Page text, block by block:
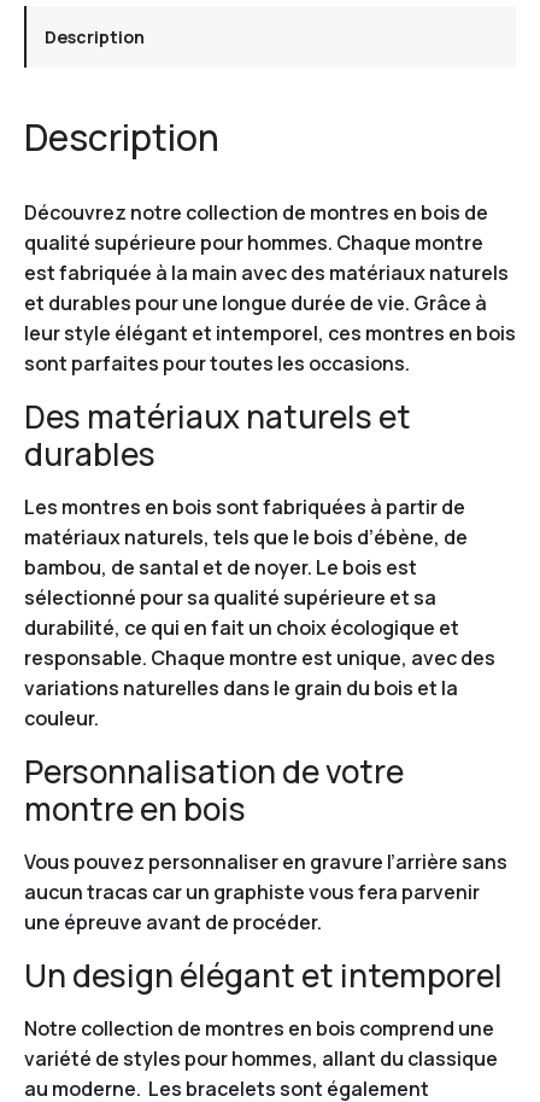
Description
Description
Découvrez notre collection de montres en bois de
qualité supérieure pour hommes. Chaque montre
est fabriquée à la main avec des matériaux naturels
et durables pour une longue durée de vie. Grâce à
leur style élégant et intemporel, ces montres en bois
sont parfaites pour toutes les occasions.
Des matériaux naturels et
durables
Les montres en bois sont fabriquées à partir de
matériaux naturels, tels que le bois d’ébène, de
bambou, de santal et de noyer. Le bois est
sélectionné pour sa qualité supérieure et sa
durabilité, ce qui en fait un choix écologique et
responsable. Chaque montre est unique, avec des
variations naturelles dans le grain du bois et la
couleur.
Personnalisation de votre
montre en bois
Vous pouvez personnaliser en gravure l’arrière sans
aucun tracas car un graphiste vous fera parvenir
une épreuve avant de procéder.
Un design élégant et intemporel
Notre collection de montres en bois comprend une
variété de styles pour hommes, allant du classique
au moderne. Les bracelets sont également